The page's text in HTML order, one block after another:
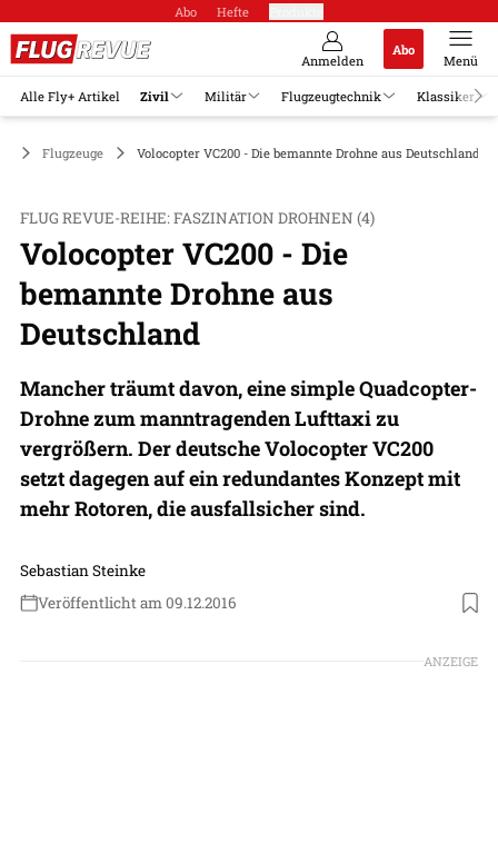
Abo Hefte
Anmelden
Abo
Menü
Alle Fly+ Artikel Zivil Militär Flugzeugtechnik Klassiker
Flugzeuge Volocopter VC200 - Die bemannte Drohne aus Deutschland
FLUG REVUE-REIHE: FASZINATION DROHNEN (4)
Volocopter VC200 - Die
bemannte Drohne aus
Deutschland
Mancher träumt davon, eine simple Quadcopter-
Drohne zum manntragenden Lufttaxi zu
vergrößern. Der deutsche Volocopter VC200
setzt dagegen auf ein redundantes Konzept mit
mehr Rotoren, die ausfallsicher sind.
Sebastian Steinke
Veröffentlicht am 09.12.2016
ANZEIGE